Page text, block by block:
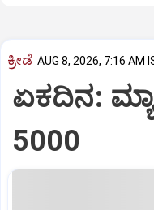
ಕ್ರೀಡೆ AUG 8, 2026, 7:16 AM
ಏಕದಿನ:
5000